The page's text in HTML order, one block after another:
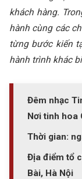
khách hàng.
hành cùng các
từng bước kiến
hành trình khác
Đêm nhạc
Nơi tinh hoa
Thời gian:
Địa điểm tổ
Bài, Hà Nội